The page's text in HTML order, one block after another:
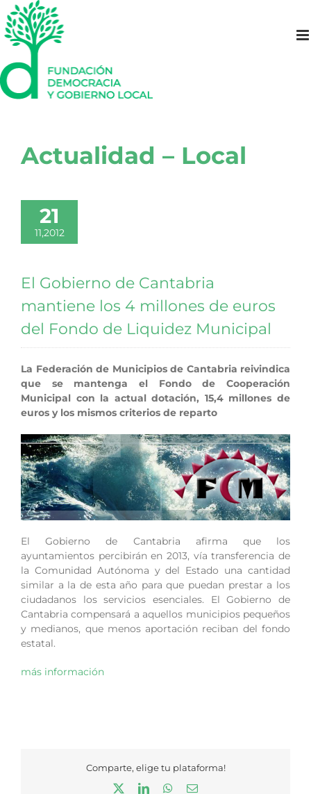
Saltar
al
contenido
Actualidad – Local
21
11,2012
El Gobierno de Cantabria
mantiene los 4 millones de euros
del Fondo de Liquidez Municipal
La Federación de Municipios de Cantabria reivindica
que se mantenga el Fondo de Cooperación
Municipal con la actual dotación, 15,4 millones de
euros y los mismos criterios de reparto
El Gobierno de Cantabria afirma que los
ayuntamientos percibirán en 2013, vía transferencia de
la Comunidad Autónoma y del Estado una cantidad
similar a la de esta año para que puedan prestar a los
ciudadanos los servicios esenciales. El Gobierno de
Cantabria compensará a aquellos municipios pequeños
y medianos, que menos aportación reciban del fondo
estatal.
más información
Comparte, elige tu plataforma!
LinkedInWhatsApp
Correo